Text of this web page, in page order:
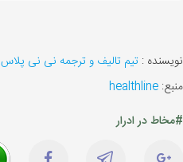
نویسنده : تیم تالیف و ترجمه نی نی پلاس
منبع: healthline
#مخاط در ادرار